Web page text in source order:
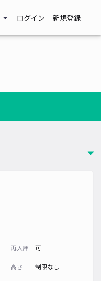
ログイン 新規登録
再入庫 可
高さ 制限なし